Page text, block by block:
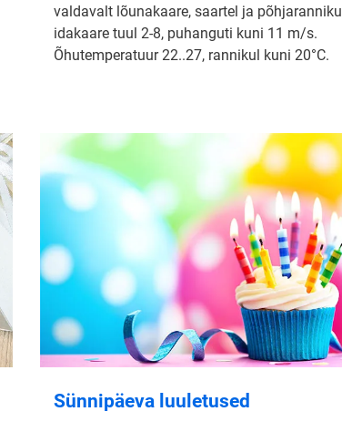
valdavalt lõunakaare, saartel ja põhjarannikul
idakaare tuul 2-8, puhanguti kuni 11 m/s.
Õhutemperatuur 22..27, rannikul kuni 20°C.
Sünnipäeva luuletused